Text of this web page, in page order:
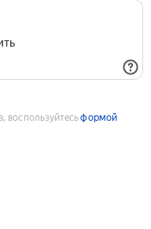
воспользуйтесьформой